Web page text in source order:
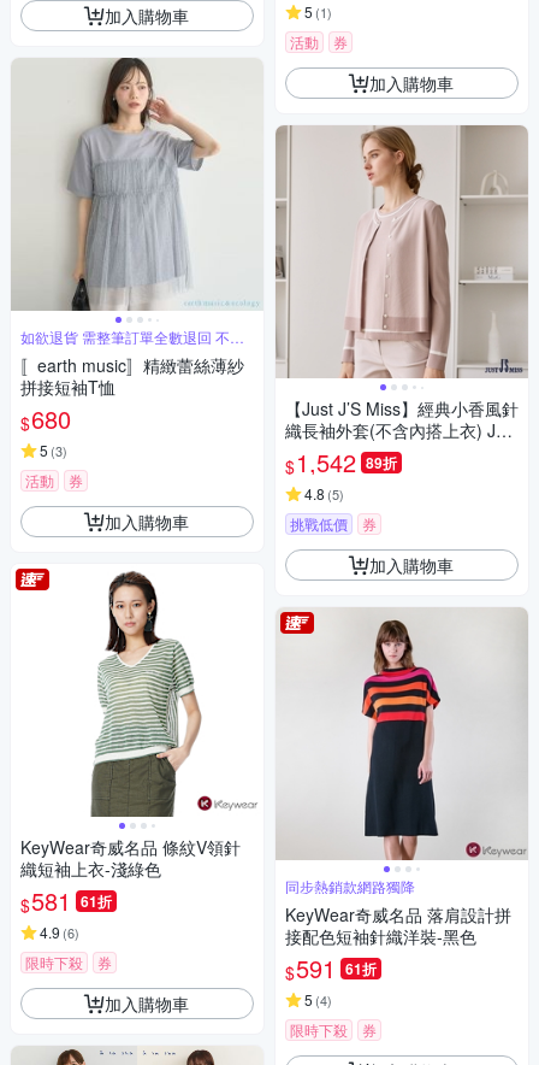
加入購物車
如欲退貨 需整筆訂單全數退回 不能
單退
〚earth music〛精緻蕾絲薄紗
拼接短袖T恤
$680
5 (3)
活動 券
加入購物車
KeyWear奇威名品 條紋V領針
織短袖上衣-淺綠色
$581 61折
4.9 (6)
限時下殺 券
加入購物車
5 (1)
活動 券
加入購物車
【Just J’S Miss】經典小香風針
織長袖外套(不含內搭上衣) J23
W2811
$1,542 89折
4.8 (5)
挑戰低價 券
加入購物車
同步熱銷款網路獨降
KeyWear奇威名品 落肩設計拼
接配色短袖針織洋裝-黑色
$591 61折
5 (4)
限時下殺 券